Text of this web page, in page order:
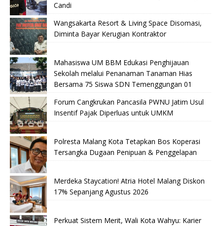
Candi
Wangsakarta Resort & Living Space Disomasi,
Diminta Bayar Kerugian Kontraktor
Mahasiswa UM BBM Edukasi Penghijauan
Sekolah melalui Penanaman Tanaman Hias
Bersama 75 Siswa SDN Temenggungan 01
Forum Cangkrukan Pancasila PWNU Jatim Usul
Insentif Pajak Diperluas untuk UMKM
Polresta Malang Kota Tetapkan Bos Koperasi
Tersangka Dugaan Penipuan & Penggelapan
Merdeka Staycation! Atria Hotel Malang Diskon
17% Sepanjang Agustus 2026
Perkuat Sistem Merit, Wali Kota Wahyu: Karier